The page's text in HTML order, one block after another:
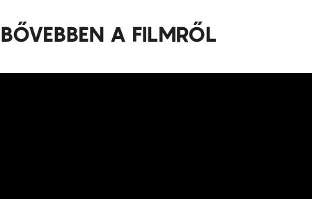
BŐVEBBEN A FILMRŐL